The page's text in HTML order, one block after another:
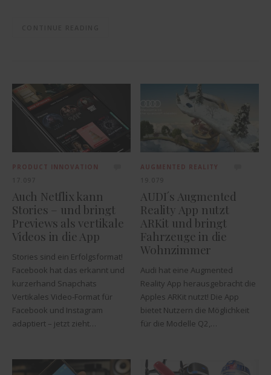
PRODUCT INNOVATION
Auch Netflix kann
Stories – und bringt
Previews als vertikale
Videos in die App
Stories sind ein Erfolgsformat!
Facebook hat das erkannt und
kurzerhand Snapchats
Vertikales Video-Format für
Facebook und Instagram
adaptiert – jetzt zieht…
AUGMENTED REALITY
AUDI´s Augmented
Reality App nutzt
ARKit und bringt
Fahrzeuge in die
Wohnzimmer
Audi hat eine Augmented
Reality App herausgebracht die
Apples ARKit nutzt! Die App
bietet Nutzern die Möglichkeit
für die Modelle Q2,…